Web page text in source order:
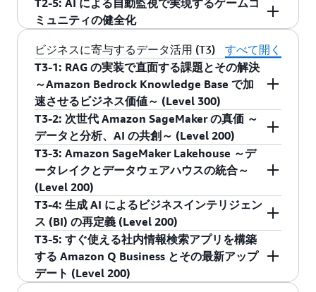
は、AWS の 100 社を超える国内の生成 AI 本番導
入事例から、特に新規サービス・機能の組込み
やビジネスモデルの変革を成し遂げた事例に共
通する方程式を解き明かします。
アマゾン ウェブ サービス ジャパン合同会社
シニア機械学習デベロッパーリレーションズ
久保 隆宏
約、CRM 連携を実現しました。また、Amazon
Q Business を導入し、対応水準の均一化を推進
しました。本講演では、プロジェクトで直面し
た課題や解決について詳しく紹介します。
三菱重工業株式会社
デジタルイノベーション本部
DPI部 SoEグループ 主任
山田 悠太 氏
三菱重工業株式会社
デジタルイノベーション本部
DPI部 SoEグループ
岩渕 宏樹 氏
性能なモデルを実現しています。このように専
用チップを使うことで今まで手をだすことが難
しかった領域での LLM の学習も費用対効果を生
み出しやすくなってきました。今回は LLM を独
自開発する際のユースケースやそれが生み出せ
る競合優位性についてお話しします。
カラクリ株式会社
Product Management Team
取締役CPO
中山 智文 氏
三菱UFJ銀行市場部門では、市場セールスのマー
ケティング活動に対する DX を経営計画の重要施
策として推進しています。その取り組みの一環
で、市場セールスが、よりお客さまニーズに沿
った提案活動をタイムリーに行えるよう、機械
学習や生成 AI の活用に取り組んでいます。今回
はフロント部署とエンジニアチームが密接に協
業して、短期間で生成 AI をビジネス実装に結び
付け、継続的な改善を実現している取り組みを
紹介します。
株式会社三菱UFJ銀行
市場企画部 市場エンジニアリング室
Head of Quant Innovation
堀金 哲雄 氏
ミュニティの健全化
ゲームコミュニティの規模拡大に伴い、人手で
の監視は限界に。弊社では AWS 上に構築した AI
システムを用いて、不適切投稿の自動検知・削
除を実現。ブランド毀損リスクを軽減しつつ、
機械学習の適用によりコミュニティの健全性を
維持。運用コストも大幅に削減。本講演ではそ
の取り組みと成果について、技術的観点から解
説します。
株式会社ゲームエイト
開発部
CTO
伊林 義博 氏
ビジネスに寄与するデータ活用 (T3)
すべて開く
T3-1: RAG の実装で直面する課題とその解決
～Amazon Bedrock Knowledge Base で加
速させるビジネス価値～ (Level 300)
RAG（Retrieval-Augmented Generation）が登場
して時が経ち、すでにナレッジ検索やチャット
ボットの用途で多く検討・実装されています。
一方で、RAG 構築の手間、精度の低さ、図表や
画像の処理の難しさ、評価の手間といった課題
に直面することも多いです。本セッションで
は、 RAG を実現するサービス Amazon Bedrock
Knowledge Bases により、それらの課題をどの
ように解決できるかについて紹介します。
T3-2: 次世代 Amazon SageMaker の真価 ～
データと分析、AI の共創～ (Level 200)
生成 AI 技術の急速な発展により、企業のデータ
活用と分析手法が大きく変化し、分析・AI ユー
スケースの収束が加速しています。本セッショ
ンでは、AWS re:Invent 2024 で発表されたデー
タ、分析、AI の統合プラットフォームである、
次世代の Amazon SageMaker をご紹介します。
次世代 SageMaker によってデータと AI を駆使し
たイノベーションを促進する概念と仕組み、そ
T3-3: Amazon SageMaker Lakehouse ～デ
ータレイクとデータウェアハウスの統合～
(Level 200)
企業内のデータは多くの場合分断されており、
統合して分析するにもコストや複雑性、ガバナ
ンスに課題を抱えています。このような課題を
解決するために、AWS re:Invent 2024 で Amazon
SageMaker Lakehouse が発表されました。オー
T3-4: 生成 AI によるビジネスインテリジェン
ス (BI) の再定義 (Level 200)
近年、意思決定にはデータが必要不可欠になっ
てきています。生成 AI が BI ツールに組み込まれ
ることにより、ダッシュボードの提供やインサ
T3-5: すぐ使える社内情報検索アプリを構築
する Amazon Q Business とその最新アップ
デート (Level 200)